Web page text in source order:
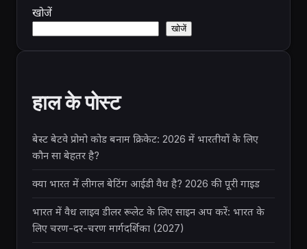
खोजें
खोजें
हाल के पोस्ट
बेस्ट बेटवे प्रोमो कोड बनाम क्रिकेट: 2026 में भारतीयों के लिए
कौन सा बेहतर है?
क्या भारत में लीगल बेटिंग आईडी वैध है? 2026 की पूरी गाइड
भारत में वैध लाइव डीलर रूलेट के लिए साइन अप करें: भारत के
लिए चरण-दर-चरण मार्गदर्शिका (2027)